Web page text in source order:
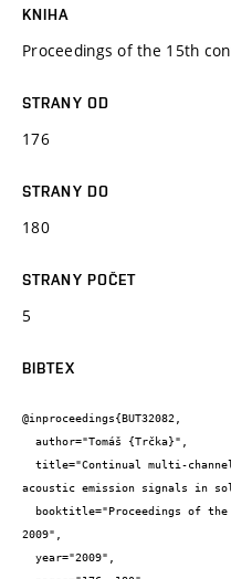
KNIHA
Proceedings of the 15th
STRANY OD
176
STRANY DO
180
STRANY POČET
5
BIBTEX
@inproceedings{BUT32082,
acoustic emission signals in
2009",